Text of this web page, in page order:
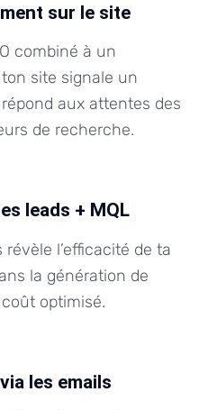
sur le site
combiné à un
site signale un
aux attentes des
de recherche.
leads + MQL
l’efficacité de ta
la génération de
optimisé.
les emails